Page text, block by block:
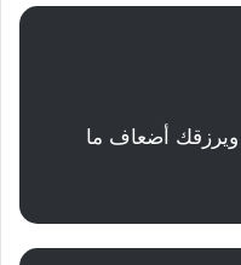
ويرزقك أضعاف ما